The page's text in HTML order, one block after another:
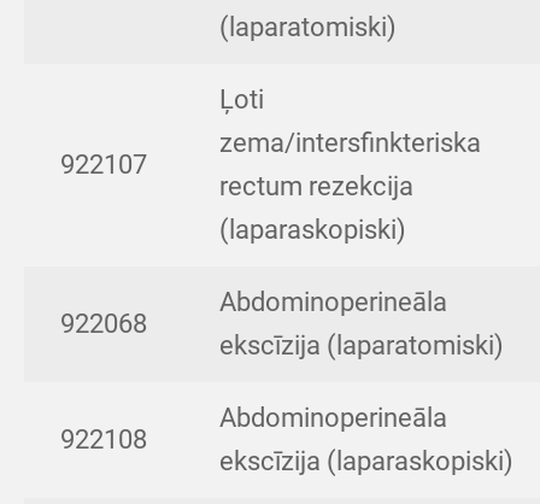
(laparatomiski)
922107
Ļoti
zema/intersfinkteriska
rectum rezekcija
(laparaskopiski)
922068
Abdominoperineāla
ekscīzija (laparatomiski)
922108
Abdominoperineāla
ekscīzija (laparaskopiski)